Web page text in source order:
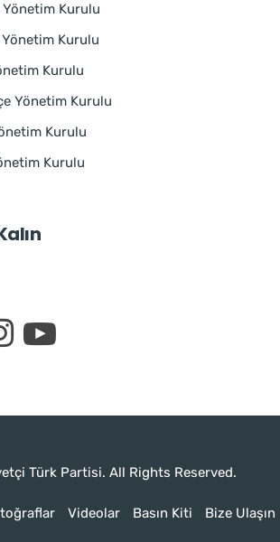
Kurulu
Kurulu
Kurulu
Yönetim Kurulu
Kurulu
Kurulu
Türk Partisi. All Rights Reserved.
Videolar Basın Kiti Bize Ulaşın